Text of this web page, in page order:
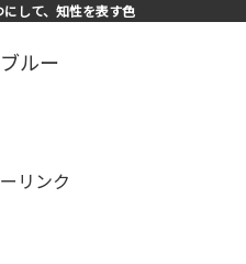
して、知性を表す色
ルー
リンク